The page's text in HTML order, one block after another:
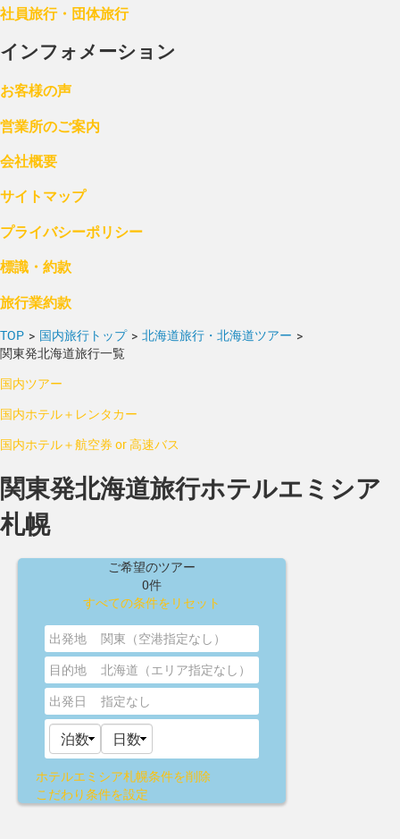
社員旅行・団体旅行
インフォメーション
お客様の声
営業所のご案内
会社概要
サイトマップ
プライバシーポリシー
標識・約款
旅行業約款
TOP > 国内旅行トップ > 北海道旅行・北海道ツアー >
関東発北海道旅行一覧
国内ツアー
国内ホテル＋レンタカー
国内ホテル＋航空券 or 高速バス
関東発北海道旅行ホテルエミシア
札幌
ご希望のツアー
0件
すべての条件をリセット
出発地
関東（空港指定なし）
目的地
北海道（エリア指定なし）
出発日
指定なし
ホテルエミシア札幌条件を削除
こだわり条件を設定